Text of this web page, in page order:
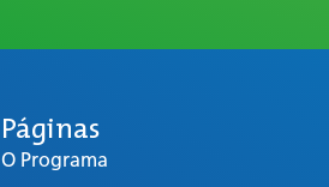
Páginas
O Programa